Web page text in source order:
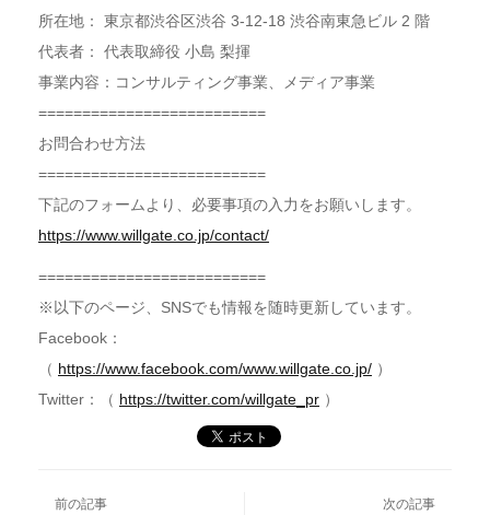
所在地： 東京都渋谷区渋谷 3-12-18 渋谷南東急ビル 2 階
代表者： 代表取締役 小島 梨揮
事業内容：コンサルティング事業、メディア事業
==========================
お問合わせ方法
==========================
下記のフォームより、必要事項の入力をお願いします。
https://www.willgate.co.jp/contact/
==========================
※以下のページ、SNSでも情報を随時更新しています。
Facebook：
（ https://www.facebook.com/www.willgate.co.jp/ ）
Twitter：（ https://twitter.com/willgate_pr ）
前の記事 次の記事